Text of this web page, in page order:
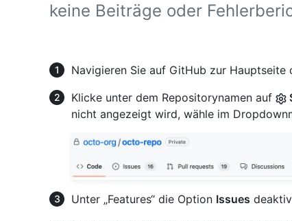
keine Beiträge oder
Navigieren Sie auf GitHub zur Hauptseite
Klicke unter dem Repositorynamen auf
nicht angezeigt wird, wähle im
Unter „Features“ die Option Issues